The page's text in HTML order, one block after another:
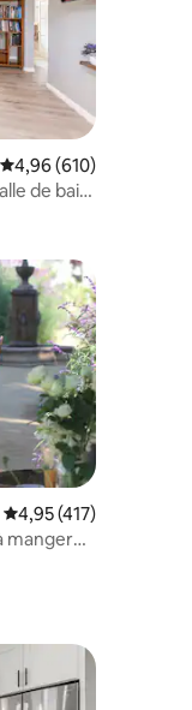
Note moyenne de
4,96 (610)
de bain,
les plus aimés
Note moyenne de
4,95 (417)
manger
les plus aimés